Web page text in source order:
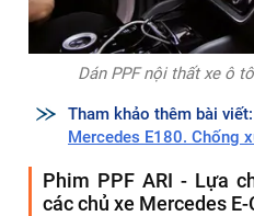
Dán PPF nội thất xe ô
Tham khảo thêm bài viết:
Mercedes E180. Chống
Phim PPF ARI - Lựa
các chủ xe Mercedes E-